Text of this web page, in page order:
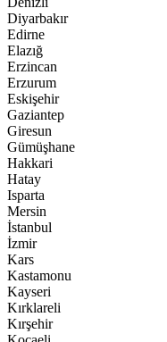
Diyarbakır
Edirne
Elazığ
Erzincan
Erzurum
Eskişehir
Gaziantep
Giresun
Gümüşhane
Hakkari
Hatay
Isparta
Mersin
İstanbul
İzmir
Kars
Kastamonu
Kayseri
Kırklareli
Kırşehir